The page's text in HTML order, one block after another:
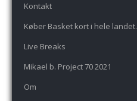
Kontakt
Køber Basket kort i hele landet.
Live Breaks
Mikael b. Project 70 2021
Om